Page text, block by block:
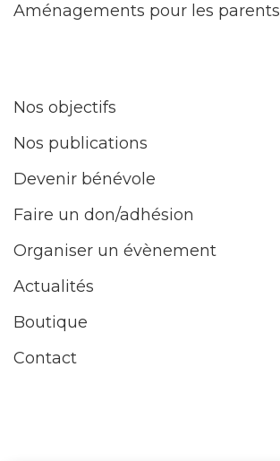
Aménagements pour les parents
Nos objectifs
Nos publications
Devenir bénévole
Faire un don/adhésion
Organiser un évènement
Actualités
Boutique
Contact